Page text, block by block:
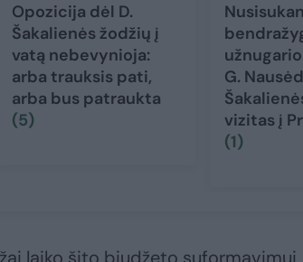
Opozicija dėl D.
Šakalienės žodžių į
vatą nebevynioja:
arba trauksis pati,
arba bus patraukta
(5)
G.
vizitas į
(1)